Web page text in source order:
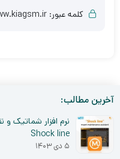
کلمه عبور: www.kiagsm.ir
آخرین مطالب:
Shock line
۵ دی ۱۴۰۳